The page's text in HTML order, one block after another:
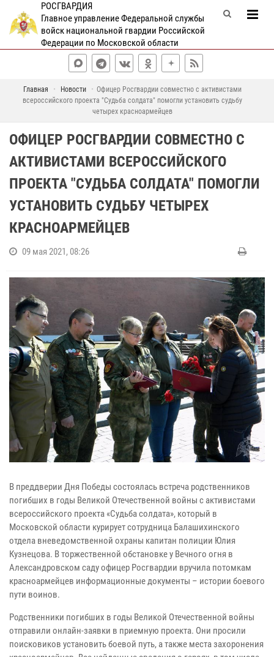
РОСГВАРДИЯ
Главное управление Федеральной службы
войск национальной гвардии Российской
Федерации по Московской области
Главная Новости
Офицер Росгвардии совместно с активистами
всероссийского проекта "Судьба солдата" помогли установить судьбу
четырех красноармейцев
ОФИЦЕР РОСГВАРДИИ СОВМЕСТНО С
АКТИВИСТАМИ ВСЕРОССИЙСКОГО
ПРОЕКТА "СУДЬБА СОЛДАТА" ПОМОГЛИ
УСТАНОВИТЬ СУДЬБУ ЧЕТЫРЕХ
КРАСНОАРМЕЙЦЕВ
09 мая 2021, 08:26
В преддверии Дня Победы состоялась встреча родственников
погибших в годы Великой Отечественной войны с активистами
всероссийского проекта «Судьба солдата», который в
Московской области курирует сотрудница Балашихинского
отдела вневедомственной охраны капитан полиции Юлия
Кузнецова. В торжественной обстановке у Вечного огня в
Александровском саду офицер Росгвардии вручила потомкам
красноармейцев информационные документы – истории боевого
пути воинов.
Родственники погибших в годы Великой Отечественной войны
отправили онлайн-заявки в приемную проекта. Они просили
поисковиков установить боевой путь, а также места захоронения